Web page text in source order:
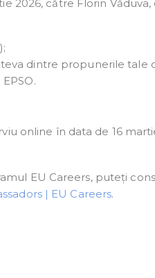
2026, către Florin Văduva,
dintre propunerile
online în data de 16
EU Careers, puteți
| EU Careers.